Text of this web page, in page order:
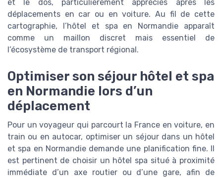
et le dos, particulièrement appréciés après les
déplacements en car ou en voiture. Au fil de cette
cartographie, l’hôtel et spa en Normandie apparaît
comme un maillon discret mais essentiel de
l’écosystème de transport régional.
Optimiser son séjour hôtel et spa
en Normandie lors d’un
déplacement
Pour un voyageur qui parcourt la France en voiture, en
train ou en autocar, optimiser un séjour dans un hôtel
et spa en Normandie demande une planification fine. Il
est pertinent de choisir un hôtel spa situé à proximité
immédiate d’un axe routier ou d’une gare, afin de